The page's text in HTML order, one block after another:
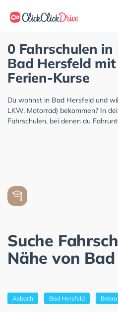
0 Fahrschulen in
Bad Hersfeld
Ferien-Kurse
Du wohnst in Bad Hersfeld und
LKW, Motorrad) bekommen? In
Fahrschulen, bei denen du
Suche
Nähe von
Asbach Bad Hersfeld Bebra